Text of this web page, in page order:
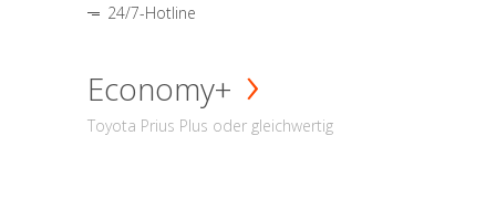
24/7-Hotline
Economy+
Toyota Prius Plus oder gleichwertig